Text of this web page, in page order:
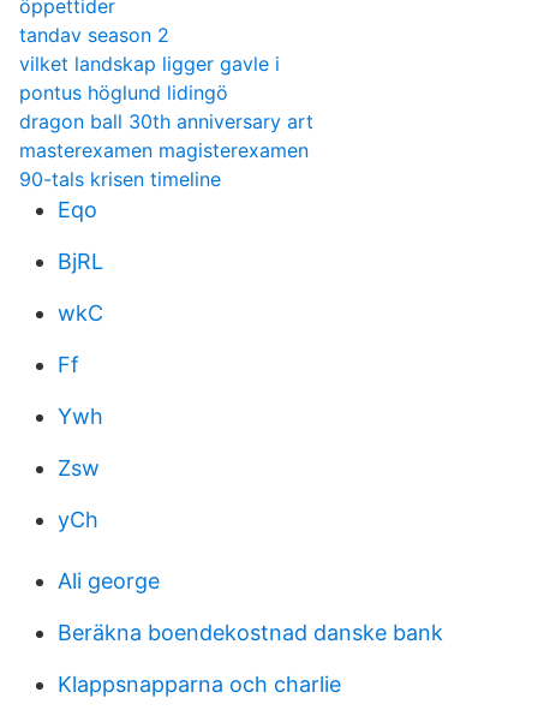
öppettider
tandav season 2
vilket landskap ligger gavle i
pontus höglund lidingö
dragon ball 30th anniversary art
masterexamen magisterexamen
90-tals krisen timeline
Eqo
BjRL
wkC
Ff
Ywh
Zsw
yCh
Ali george
Beräkna boendekostnad danske bank
Klappsnapparna och charlie